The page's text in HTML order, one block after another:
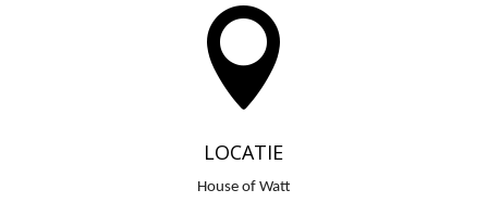

LOCATIE
House of Watt